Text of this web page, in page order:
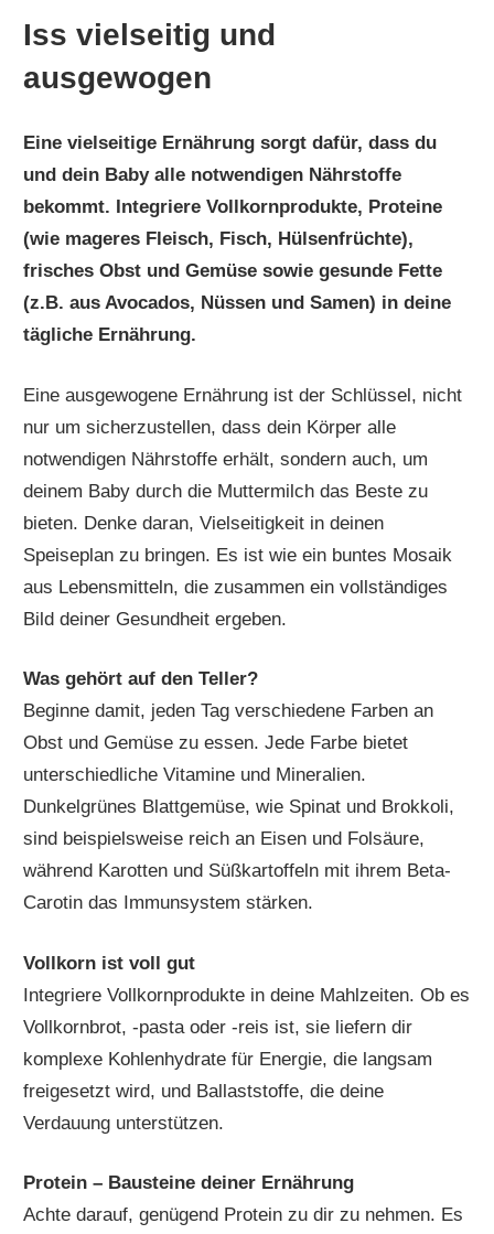
Iss vielseitig und
ausgewogen
Eine vielseitige Ernährung sorgt dafür, dass du
und dein Baby alle notwendigen Nährstoffe
bekommt. Integriere Vollkornprodukte, Proteine
(wie mageres Fleisch, Fisch, Hülsenfrüchte),
frisches Obst und Gemüse sowie gesunde Fette
(z.B. aus Avocados, Nüssen und Samen) in deine
tägliche Ernährung.
Eine ausgewogene Ernährung ist der Schlüssel, nicht
nur um sicherzustellen, dass dein Körper alle
notwendigen Nährstoffe erhält, sondern auch, um
deinem Baby durch die Muttermilch das Beste zu
bieten. Denke daran, Vielseitigkeit in deinen
Speiseplan zu bringen. Es ist wie ein buntes Mosaik
aus Lebensmitteln, die zusammen ein vollständiges
Bild deiner Gesundheit ergeben.
Was gehört auf den Teller?
Beginne damit, jeden Tag verschiedene Farben an
Obst und Gemüse zu essen. Jede Farbe bietet
unterschiedliche Vitamine und Mineralien.
Dunkelgrünes Blattgemüse, wie Spinat und Brokkoli,
sind beispielsweise reich an Eisen und Folsäure,
während Karotten und Süßkartoffeln mit ihrem Beta-
Carotin das Immunsystem stärken.
Vollkorn ist voll gut
Integriere Vollkornprodukte in deine Mahlzeiten. Ob es
Vollkornbrot, -pasta oder -reis ist, sie liefern dir
komplexe Kohlenhydrate für Energie, die langsam
freigesetzt wird, und Ballaststoffe, die deine
Verdauung unterstützen.
Protein – Bausteine deiner Ernährung
Achte darauf, genügend Protein zu dir zu nehmen. Es